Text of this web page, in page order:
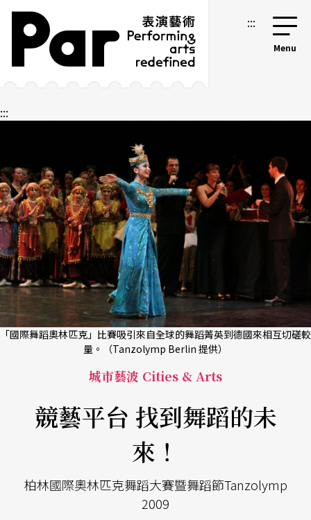
跳到主要內容區塊
網站導覽 :::
:::
「國際舞蹈奧林匹克」比賽吸引來自全球的舞蹈菁英到德國來相互切磋較
量。（Tanzolymp Berlin 提供）
城市藝波 Cities & Arts
競藝平台 找到舞蹈的未
來！
柏林國際奧林匹克舞蹈大賽暨舞蹈節Tanzolymp
2009